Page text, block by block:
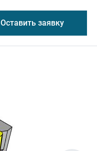
Оставить заявку